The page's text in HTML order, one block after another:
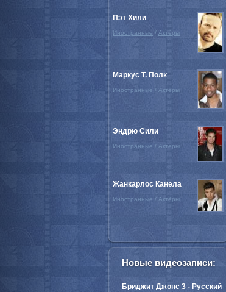
Пэт Хили
Иностранные / Актёры
Маркус Т. Полк
Иностранные / Актёры
Эндрю Сили
Иностранные / Актёры
Жанкарлос Канела
Иностранные / Актёры
Новые видеозаписи:
Бриджит Джонс 3 - Русский